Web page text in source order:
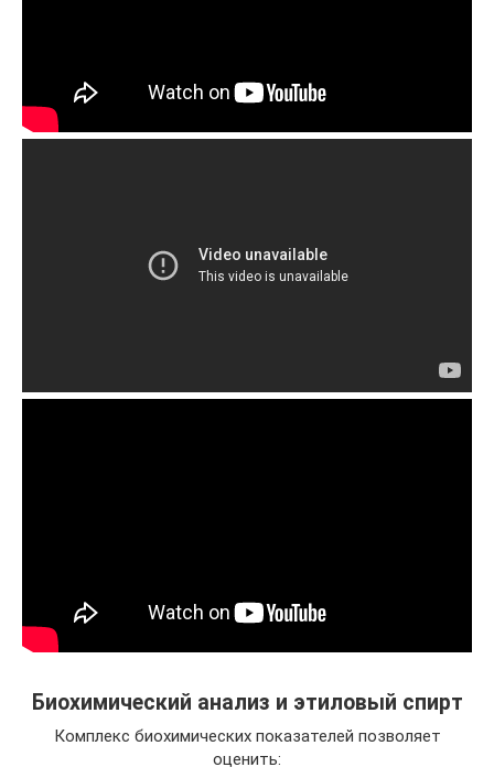
Биохимический анализ и этиловый спирт
Комплекс биохимических показателей позволяет
оценить: